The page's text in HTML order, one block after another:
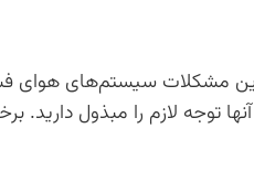
مشکلات سیستم‌های هوای
توجه لازم را مبذول